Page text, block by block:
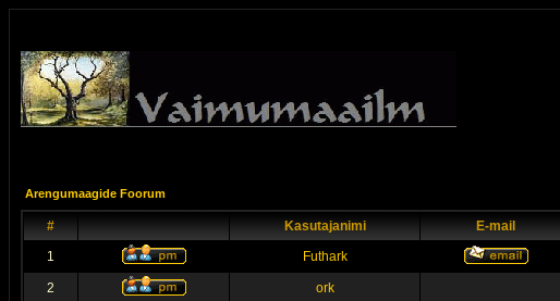
Arengumaagide Foorum
# Kasutajanimi E-mail
1
Futhark
2 ork